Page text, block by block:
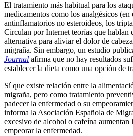
El tratamiento más habitual para los
medicamentos como los analgésicos
antinflamatorios no esteroideos, los
Circulan por Internet teorías que hablan
alternativa para aliviar el dolor de
migraña. Sin embargo, un estudio
Journal afirma que no hay resultados
establecer la dieta como una opción de
Sí que existe relación entre la
migraña, pero como tratamiento
padecer la enfermedad o su
informa la Asociación Española de
excesivo de alcohol o cafeína aumentan
empeorar la enfermedad.